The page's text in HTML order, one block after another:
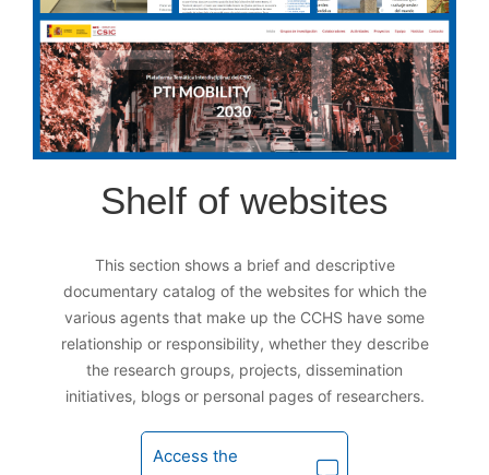
Shelf of websites
This section shows a brief and descriptive
documentary catalog of the websites for which the
various agents that make up the CCHS have some
relationship or responsibility, whether they describe
the research groups, projects, dissemination
initiatives, blogs or personal pages of researchers.
Access the